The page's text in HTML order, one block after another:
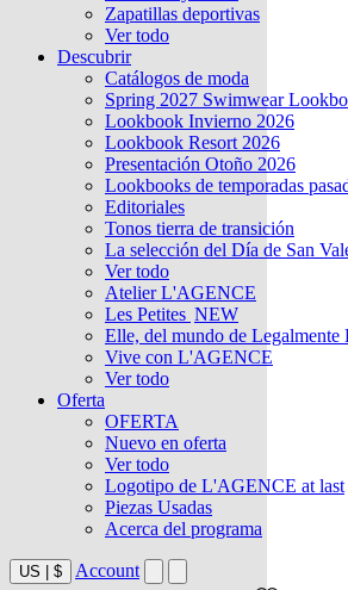
Zapatillas deportivas
Ver todo
Descubrir
Catálogos de moda
Spring 2027 Swimwear
Lookbook Invierno 2026
Lookbook Resort 2026
Presentación Otoño 2026
Lookbooks de temporadas
Editoriales
Tonos tierra de transición
La selección del Día de San
Ver todo
Atelier L'AGENCE
Les Petites NEW
Elle, del mundo de Legalmente
Vive con L'AGENCE
Ver todo
Oferta
OFERTA
Nuevo en oferta
Ver todo
Logotipo de L'AGENCE at last
Piezas Usadas
Acerca del programa
US $ Account